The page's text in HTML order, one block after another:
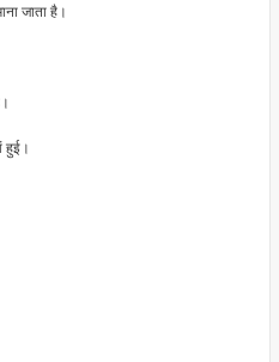
जाता है।
हुई।